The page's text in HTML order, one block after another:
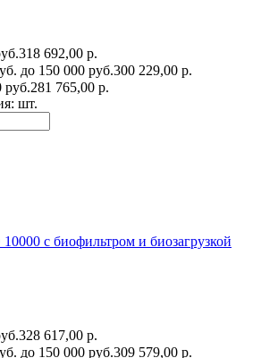
318 692,00 р.
до 150 000 руб.300 229,00 р.
руб.281 765,00 р.
шт.
с биофильтром и биозагрузкой
328 617,00 р.
до 150 000 руб.309 579,00 р.